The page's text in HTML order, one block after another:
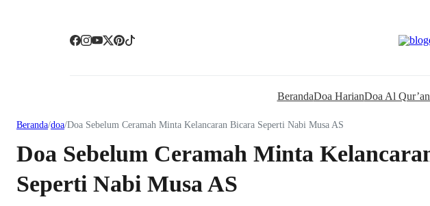
BerandaDoa HarianDoa Al
Beranda/doa/Doa Sebelum Ceramah Minta Kelancaran Bicara Seperti Nabi Musa AS
Doa Sebelum Ceramah Minta
Seperti Nabi Musa AS